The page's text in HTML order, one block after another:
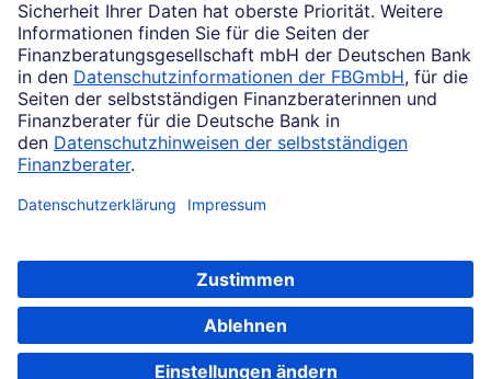
Direktabschluss möglich
Eigenheim modernisieren
Cookie-Einstellungen
Transparenzhinweis: Auf dieser Webseite werden vereinzelt Bilder verwendet,
Soweit auf dieser Internetseite von der Deutschen Bank die Rede ist, bezieht
© 2026 Finanzberatungsgesellschaft mbH der Deutschen Bank, Berlin. Alle